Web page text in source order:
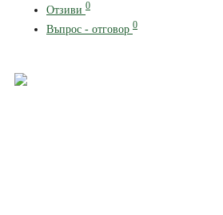
Отзиви 0
Въпрос - отговор 0